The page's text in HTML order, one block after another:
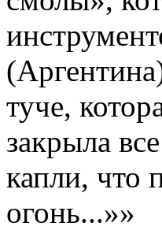
туче,
закрыла
капли, что
огонь...»»